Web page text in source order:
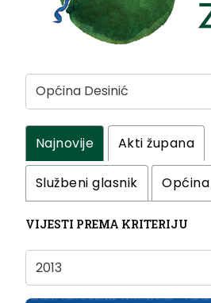
Najnovije Akti župana
Službeni glasnik
VIJESTI PREMA KRITERIJU